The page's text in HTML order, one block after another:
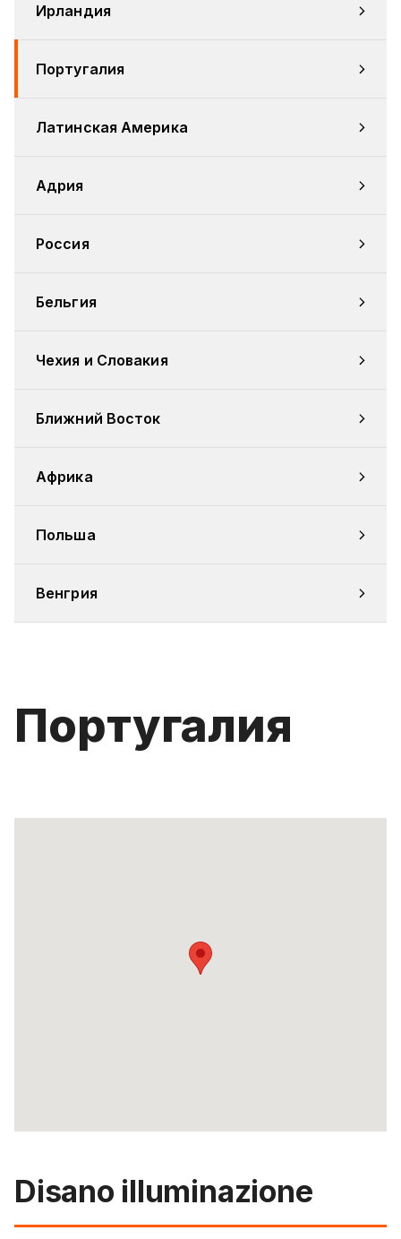
Ирландия
Португалия
Латинская Америка
Адрия
Россия
Бельгия
Чехия и Словакия
Ближний Восток
Африка
Польша
Венгрия
Португалия
Disano illuminazione